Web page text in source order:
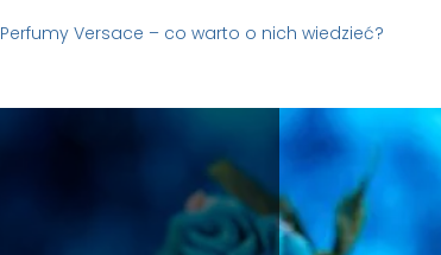
Perfumy Versace – co warto o nich wiedzieć?